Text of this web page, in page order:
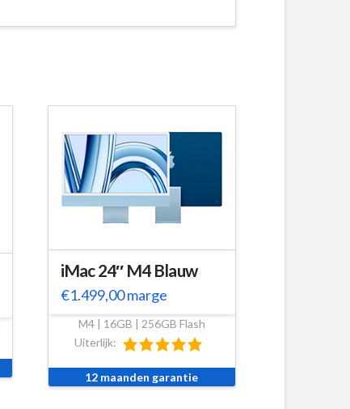
iMac 24″ M4 Blauw
€1.499,00marge
M4 | 16GB | 256GB Flash
Uiterlijk:
12 maanden garantie